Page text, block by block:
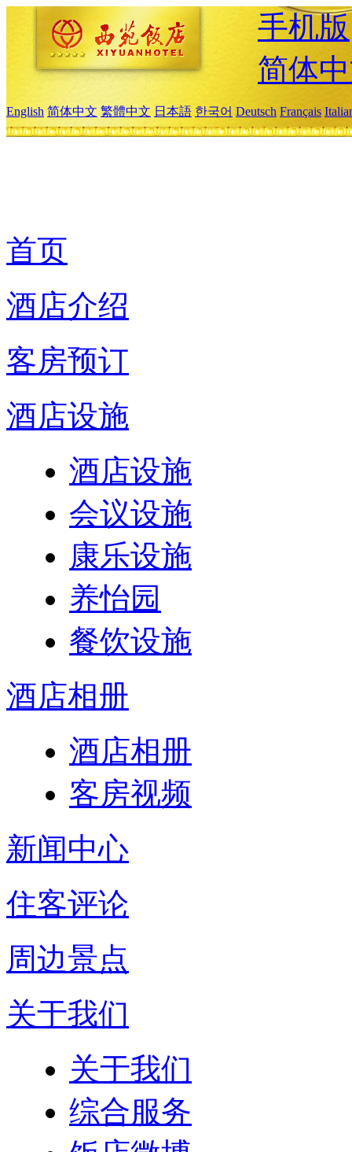
手机版
简体
English 简体中文 繁體中文 日本語 한국어 Deutsch Français
首页
酒店介绍
客房预订
酒店设施
酒店设施
会议设施
康乐设施
养怡园
餐饮设施
酒店相册
酒店相册
客房视频
新闻中心
住客评论
周边景点
关于我们
关于我们
综合服务